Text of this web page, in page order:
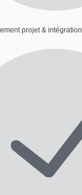
projet & intégration